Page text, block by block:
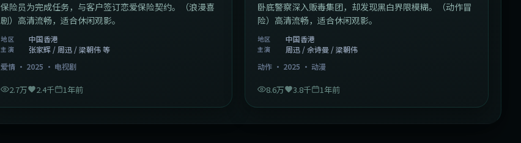
保险员为完成任务，与客户签订恋爱保险契约。（浪漫喜
剧）高清流畅，适合休闲观影。
地区 中国香港
主演
张家辉 / 周迅 / 梁朝伟 等
爱情 · 2025 · 电视剧
2.7万 2.4千 1年前
卧底警察深入贩毒集团，却发现黑白界限模糊。（动作冒
险）高清流畅，适合休闲观影。
地区 中国香港
主演
周迅 / 佘诗曼 / 梁朝伟
动作· 2025 · 动漫
8.6万 3.8千 1年前